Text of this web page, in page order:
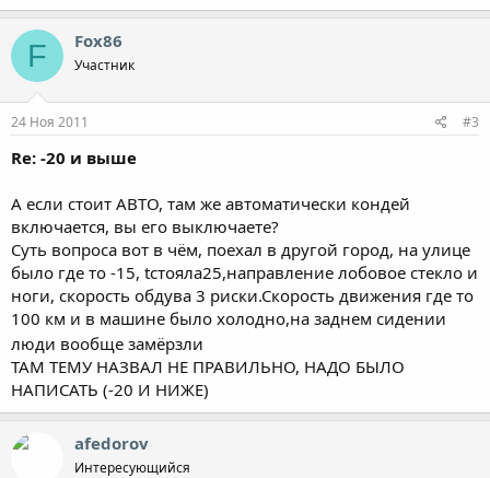
F Fox86
Участник
24 Ноя 2011 #3
Re: -20 и выше
А если стоит АВТО, там же автоматически кондей
включается, вы его выключаете?
Суть вопроса вот в чём, поехал в другой город, на улице
было где то -15, tстояла25,направление лобовое стекло и
ноги, скорость обдува 3 риски.Скорость движения где то
100 км и в машине было холодно,на заднем сидении
люди вообще замёрзли
ТАМ ТЕМУ НАЗВАЛ НЕ ПРАВИЛЬНО, НАДО БЫЛО
НАПИСАТЬ (-20 И НИЖЕ)
afedorov
Интересующийся